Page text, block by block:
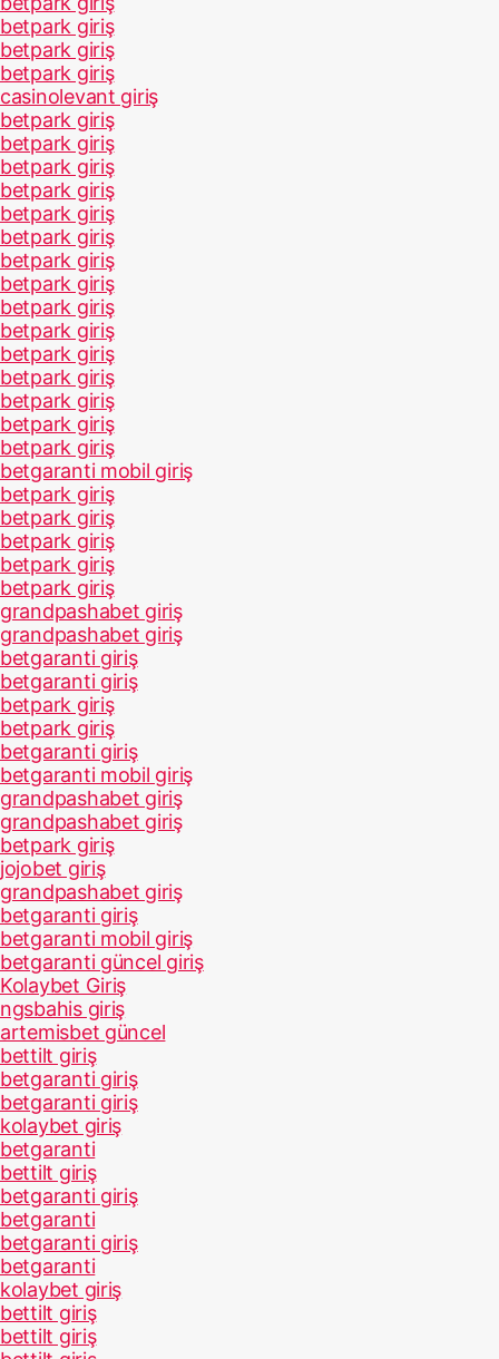
betpark giriş
betpark giriş
betpark giriş
casinolevant giriş
betpark giriş
betpark giriş
betpark giriş
betpark giriş
betpark giriş
betpark giriş
betpark giriş
betpark giriş
betpark giriş
betpark giriş
betpark giriş
betpark giriş
betpark giriş
betpark giriş
betpark giriş
betgaranti mobil giriş
betpark giriş
betpark giriş
betpark giriş
betpark giriş
betpark giriş
grandpashabet giriş
grandpashabet giriş
betgaranti giriş
betgaranti giriş
betpark giriş
betpark giriş
betgaranti giriş
betgaranti mobil giriş
grandpashabet giriş
grandpashabet giriş
betpark giriş
jojobet giriş
grandpashabet giriş
betgaranti giriş
betgaranti mobil giriş
betgaranti güncel giriş
Kolaybet Giriş
ngsbahis giriş
artemisbet güncel
bettilt giriş
betgaranti giriş
betgaranti giriş
kolaybet giriş
betgaranti
bettilt giriş
betgaranti giriş
betgaranti
betgaranti giriş
betgaranti
kolaybet giriş
bettilt giriş
bettilt giriş